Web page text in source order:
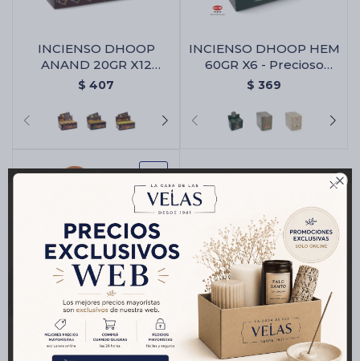

INCIENSO DHOOP
ANAND 20GR X12
UNIDADES - Sándalo
$ 407
INCIENSO DHOOP HEM
60GR X6 - Precioso
Musk
$ 369
INCIENSO DHOOP HEM
25GR X12 - Canela
Cartas de Tarot
Artículos Religiosos
Kits
Aromatizantes de ambientes
Artículos Esotéricos